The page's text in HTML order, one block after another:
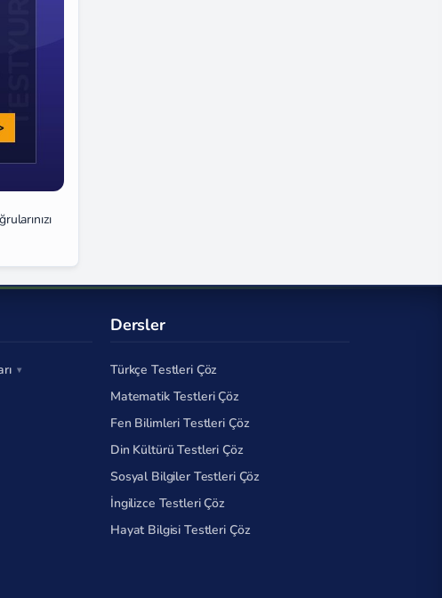
Dersler
Türkçe Testleri Çöz
Matematik Testleri Çöz
Fen Bilimleri Testleri Çöz
Din Kültürü Testleri Çöz
Sosyal Bilgiler Testleri Çöz
İngilizce Testleri Çöz
Hayat Bilgisi Testleri Çöz